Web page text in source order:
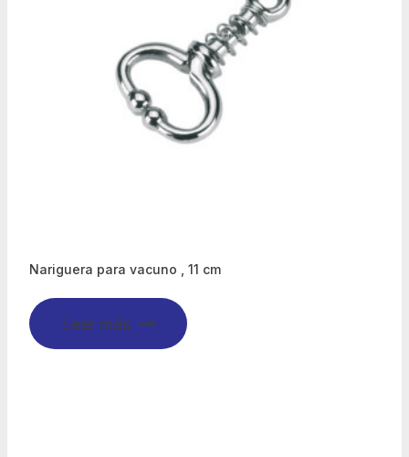
Nariguera para vacuno , 11 cm
Leer más